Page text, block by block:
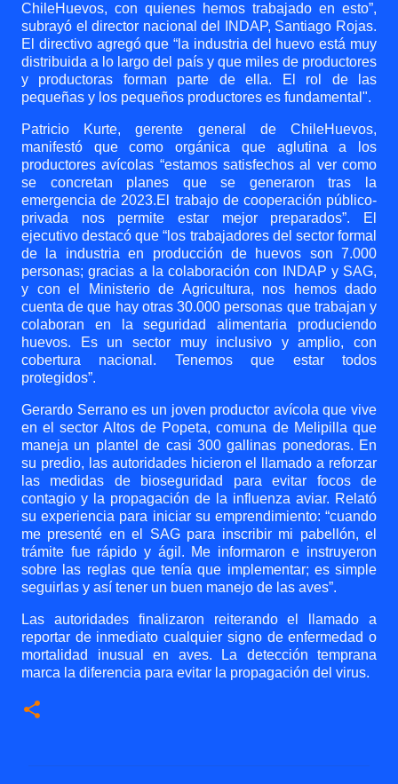
ChileHuevos, con quienes hemos trabajado en esto”,
subrayó el director nacional del INDAP, Santiago Rojas.
El directivo agregó que “la industria del huevo está muy
distribuida a lo largo del país y que miles de productores
y productoras forman parte de ella. El rol de las
pequeñas y los pequeños productores es fundamental".
Patricio Kurte, gerente general de ChileHuevos,
manifestó que como orgánica que aglutina a los
productores avícolas “estamos satisfechos al ver como
se concretan planes que se generaron tras la
emergencia de 2023.El trabajo de cooperación público-
privada nos permite estar mejor preparados”. El
ejecutivo destacó que “los trabajadores del sector formal
de la industria en producción de huevos son 7.000
personas; gracias a la colaboración con INDAP y SAG,
y con el Ministerio de Agricultura, nos hemos dado
cuenta de que hay otras 30.000 personas que trabajan y
colaboran en la seguridad alimentaria produciendo
huevos. Es un sector muy inclusivo y amplio, con
cobertura nacional. Tenemos que estar todos
protegidos”.
Gerardo Serrano es un joven productor avícola que vive
en el sector Altos de Popeta, comuna de Melipilla que
maneja un plantel de casi 300 gallinas ponedoras. En
su predio, las autoridades hicieron el llamado a reforzar
las medidas de bioseguridad para evitar focos de
contagio y la propagación de la influenza aviar. Relató
su experiencia para iniciar su emprendimiento: “cuando
me presenté en el SAG para inscribir mi pabellón, el
trámite fue rápido y ágil. Me informaron e instruyeron
sobre las reglas que tenía que implementar; es simple
seguirlas y así tener un buen manejo de las aves”.
Las autoridades finalizaron reiterando el llamado a
reportar de inmediato cualquier signo de enfermedad o
mortalidad inusual en aves. La detección temprana
marca la diferencia para evitar la propagación del virus.